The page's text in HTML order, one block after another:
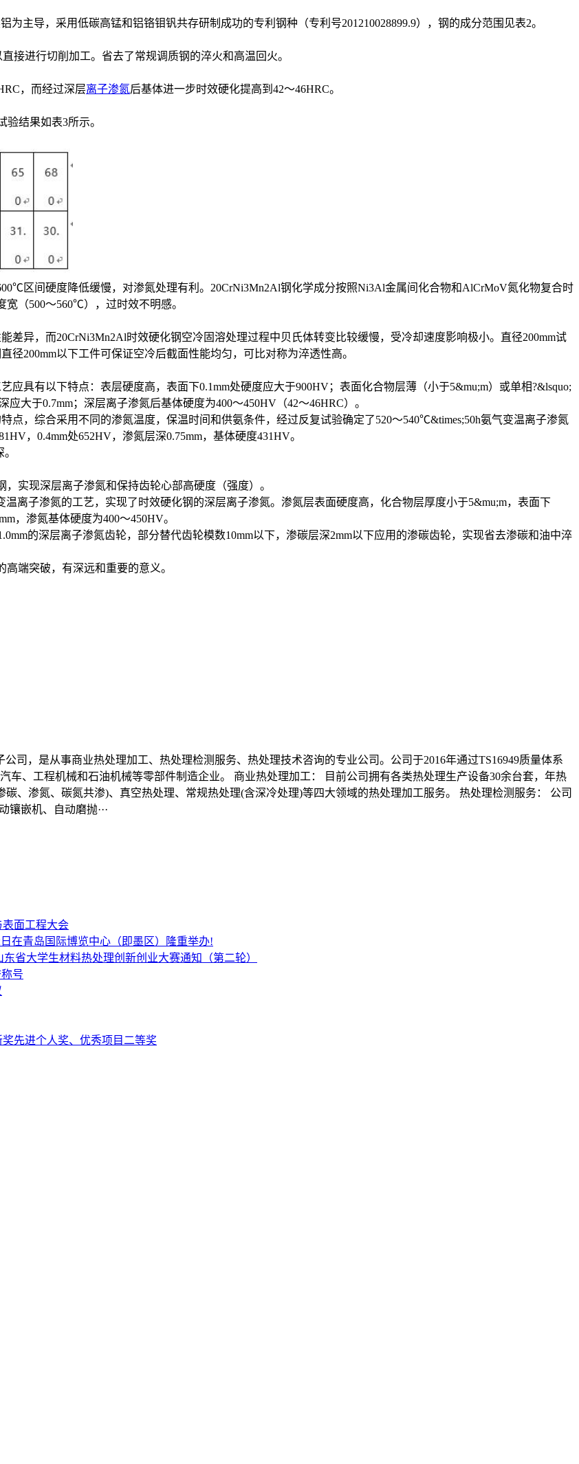
主导，采用低碳高锰和铝铬钼钒共存研制成功的专利钢种（专利号201210028899.9），钢的成分范围见表2。
接进行切削加工。省去了常规调质钢的淬火和高温回火。
，而经过深层离子渗氮后基体进一步时效硬化提高到42～46HRC。
结果如表3所示。
区间硬度降低缓慢，对渗氮处理有利。20CrNi3Mn2Al钢化学成分按照Ni3Al金属间化合物和AlCrMoV氮化物复合时
（500～560℃），过时效不明感。
差异，而20CrNi3Mn2Al时效硬化钢空冷固溶处理过程中贝氏体转变比较缓慢，受冷却速度影响极小。直径200mm试
200mm以下工件可保证空冷后截面性能均匀，可比对称为淬透性高。
具有以下特点：表层硬度高，表面下0.1mm处硬度应大于900HV；表面化合物层薄（小于5&mu;m）或单相?&lsquo;
大于0.7mm；深层离子渗氮后基体硬度为400～450HV（42～46HRC）。
点，综合采用不同的渗氮温度，保温时间和供氨条件，经过反复试验确定了520～540℃&times;50h氨气变温离子渗氮
，0.4mm处652HV，渗氮层深0.75mm，基体硬度431HV。
实现深层离子渗氮和保持齿轮心部高硬度（强度）。
温离子渗氮的工艺，实现了时效硬化钢的深层离子渗氮。渗氮层表面硬度高，化合物层厚度小于5&mu;m，表面下
，渗氮基体硬度为400～450HV。
的深层离子渗氮齿轮，部分替代齿轮模数10mm以下，渗碳层深2mm以下应用的渗碳齿轮，实现省去渗碳和油中淬
端突破，有深远和重要的意义。
司，是从事商业热处理加工、热处理检测服务、热处理技术咨询的专业公司。公司于2016年通过TS16949质量体系
车、工程机械和石油机械等零部件制造企业。 商业热处理加工： 目前公司拥有各类热处理生产设备30余台套，年热
、渗氮、碳氮共渗)、真空热处理、常规热处理(含深冷处理)等四大领域的热处理加工服务。 热处理检测服务： 公司
嵌机、自动磨抛···
面工程大会
在青岛国际博览中心（即墨区）隆重举办!
省大学生材料热处理创新创业大赛通知（第二轮）
号
先进个人奖、优秀项目二等奖